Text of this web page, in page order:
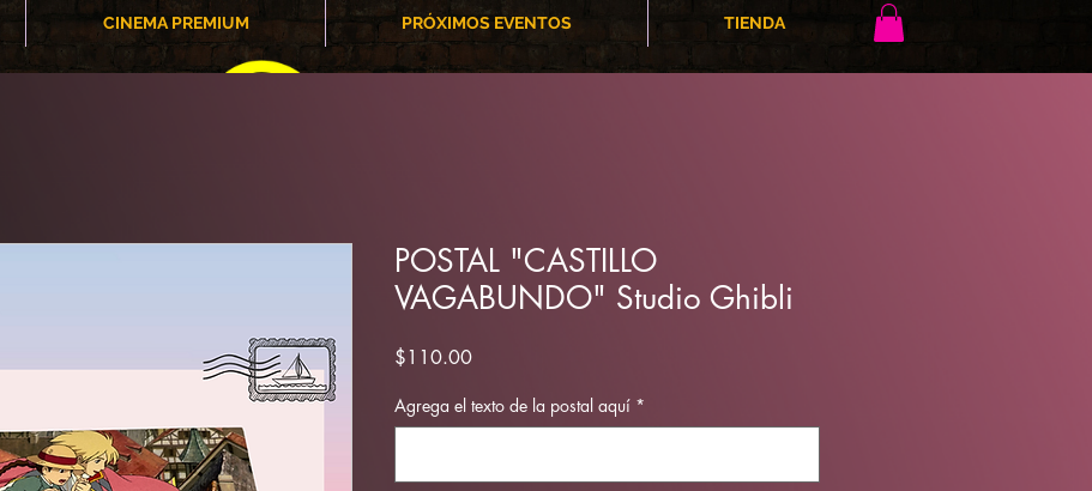
CINEMA PREMIUM PRÓXIMOS EVENTOS TIENDA
POSTAL "CASTILLO
VAGABUNDO" Studio Ghibli
$110.00Precio
Agrega el texto de la postal aquí *